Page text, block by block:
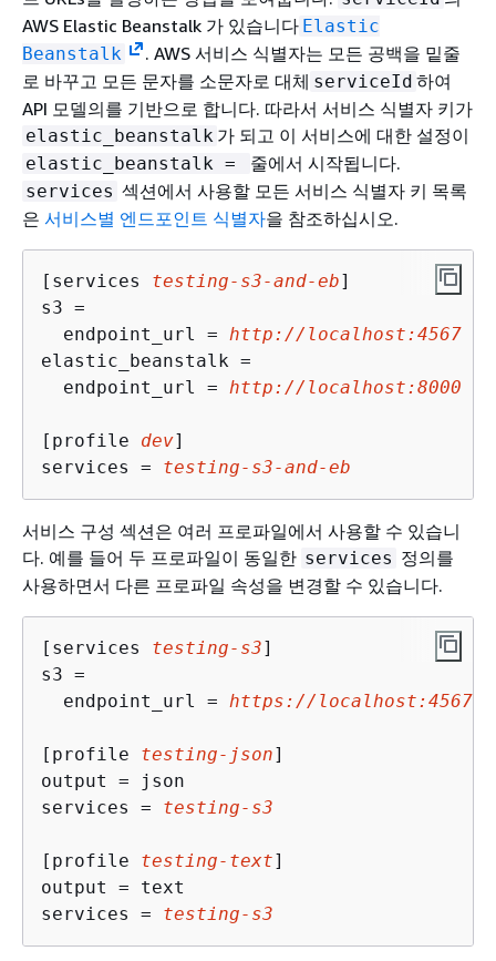
AWS Elastic Beanstalk 가 있습니다 Elastic
Beanstalk
. AWS 서비스 식별자는 모든 공백을 밑줄
로 바꾸고 모든 문자를 소문자로 대체 serviceId 하여
API 모델의를 기반으로 합니다. 따라서 서비스 식별자 키가
elastic_beanstalk 가 되고 이 서비스에 대한 설정이
elastic_beanstalk = 줄에서 시작됩니다.
services 섹션에서 사용할 모든 서비스 식별자 키 목록
은 서비스별 엔드포인트 식별자을 참조하십시오.
[services testing-s3-and-eb]
s3 =
  endpoint_url =
http://localhost:4567
elastic_beanstalk =
  endpoint_url =
http://localhost:8000
[profile dev]
services = testing-s3-and-eb
서비스 구성 섹션은 여러 프로파일에서 사용할 수 있습니
다. 예를 들어 두 프로파일이 동일한 services 정의를
사용하면서 다른 프로파일 속성을 변경할 수 있습니다.
[services testing-s3]
s3 =
  endpoint_url =
https://localhost:4567
[profile testing-json]
output = json
services = testing-s3
[profile testing-text]
output = text
services = testing-s3